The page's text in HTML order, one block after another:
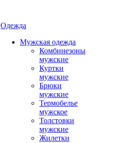
Одежда
Мужская одежда
Комбинезоны
мужские
Куртки
мужские
Брюки
мужские
Термобелье
мужское
Толстовки
мужские
Жилетки